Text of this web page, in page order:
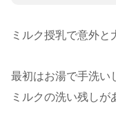
ミルク授乳で意外と
最初はお湯で手洗い
ミルクの洗い残しが